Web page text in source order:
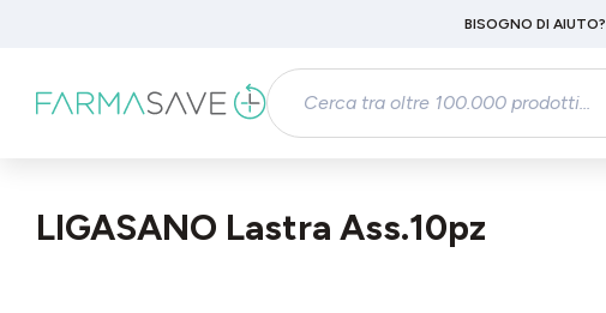
Passa alla navigazione principale
BISOGNO DI AIUTO?
LIGASANO Lastra Ass.10pz